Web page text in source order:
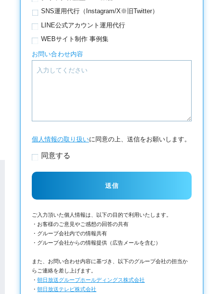
SNS運用代行（Instagram/X※旧Twitter）
LINE公式アカウント運用代行
WEBサイト制作 事例集
お問い合わせ内容
個人情報の取り扱いに同意の上、送信をお願いします。
同意する
ご入力頂いた個人情報は、以下の目的で利用いたします。
・お客様のご意見やご感想の回答の共有
・グループ会社内での情報共有
・グループ会社からの情報提供（広告メールを含む）
また、お問い合わせ内容に基づき、以下のグループ会社の担当か
らご連絡を差し上げます。
・朝日放送グループホールディングス株式会社
・朝日放送テレビ株式会社